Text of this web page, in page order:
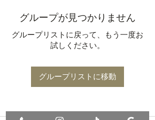
グループが見つかりません
グループリストに戻って、もう一度お
試しください。
グループリストに移動